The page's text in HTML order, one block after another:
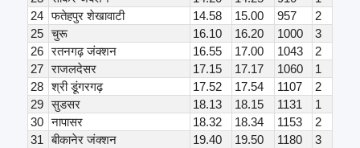
24 फतेहपुर शेखावाटी 14.58 15.00 957
2
25 चुरू 16.10 16.20 1000
3
26 रतनगढ़ जंक्शन 16.55 17.00 1043
2
27 राजलदेसर 17.15 17.17 1060
1
28 श्री डूंगरगढ़ 17.52 17.54 1107
2
29 सुडसर 18.13 18.15 1131
1
30 नापासर 18.32 18.34 1153
2
31
बीकानेर जंक्शन 19.40 19.50 1180
3